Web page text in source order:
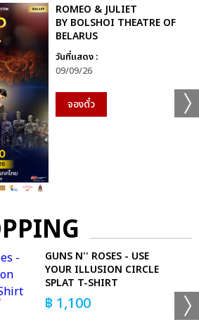
ROMEO & JULIET
BY BOLSHOI THEATRE OF
BELARUS
วันที่แสดง :
09/09/26
จองตั๋ว
GUNS N'' ROSES - USE
YOUR ILLUSION CIRCLE
SPLAT T-SHIRT
฿ 1,100